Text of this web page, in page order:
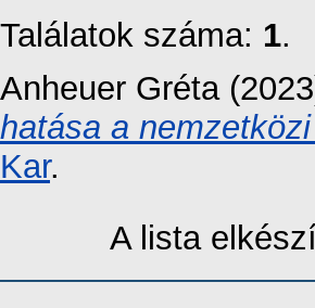
Találatok száma: 1.
Anheuer Gréta
hatása a
Kar.
A lista